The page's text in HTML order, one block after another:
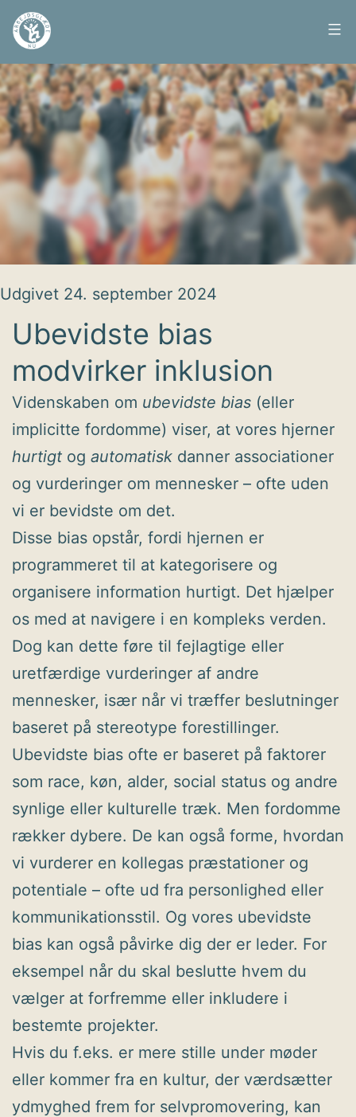
Fortsæt
indhold
Arbejdsglæde
nu
Udgivet 24. september 2024
Ubevidste bias
modvirker inklusion
Videnskaben om ubevidste bias (eller
implicitte fordomme) viser, at vores hjerner
hurtigt og automatisk danner associationer
og vurderinger om mennesker – ofte uden
vi er bevidste om det.
Disse bias opstår, fordi hjernen er
programmeret til at kategorisere og
organisere information hurtigt. Det hjælper
os med at navigere i en kompleks verden.
Dog kan dette føre til fejlagtige eller
uretfærdige vurderinger af andre
mennesker, især når vi træffer beslutninger
baseret på stereotype forestillinger.
Ubevidste bias ofte er baseret på faktorer
som race, køn, alder, social status og andre
synlige eller kulturelle træk. Men fordomme
rækker dybere. De kan også forme, hvordan
vi vurderer en kollegas præstationer og
potentiale – ofte ud fra personlighed eller
kommunikationsstil. Og vores ubevidste
bias kan også påvirke dig der er leder. For
eksempel når du skal beslutte hvem du
vælger at forfremme eller inkludere i
bestemte projekter.
Hvis du f.eks. er mere stille under møder
eller kommer fra en kultur, der værdsætter
ydmyghed frem for selvpromovering, kan